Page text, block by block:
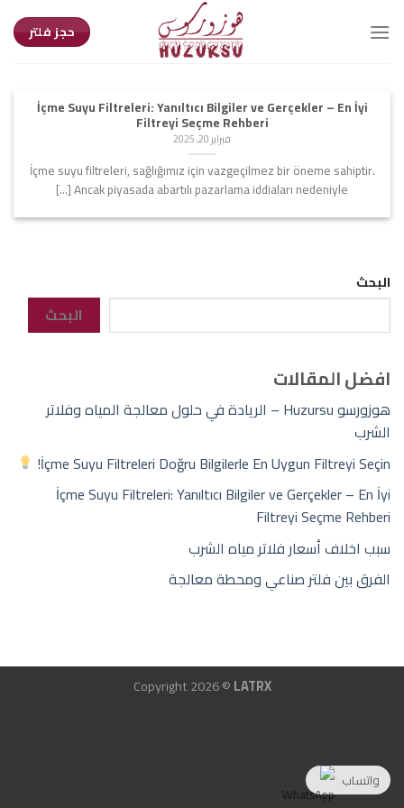
حجز فلتر
İçme Suyu Filtreleri: Yanıltıcı Bilgiler ve Gerçekler – En İyi
Filtreyi Seçme Rehberi
فبراير 20, 2025
İçme suyu filtreleri, sağlığımız için vazgeçilmez bir öneme sahiptir.
Ancak piyasada abartılı pazarlama iddiaları nedeniyle [...]
البحث
البحث
افضل المقالات
هوزورسو Huzursu – الريادة في حلول معالجة المياه وفلاتر
الشرب
İçme Suyu Filtreleri Doğru Bilgilerle En Uygun Filtreyi Seçin!
İçme Suyu Filtreleri: Yanıltıcı Bilgiler ve Gerçekler – En İyi
Filtreyi Seçme Rehberi
سبب اخلاف أسعار فلاتر مياه الشرب
الفرق بين فلتر صناعي ومحطة معالجة
Copyright 2026 ©LATRX
واتساب